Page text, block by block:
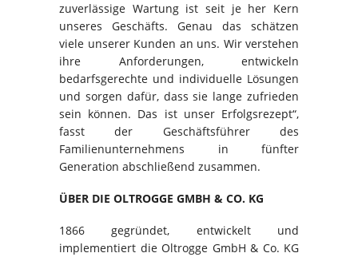
zuverlässige Wartung ist seit je her Kern
unseres Geschäfts. Genau das schätzen
viele unserer Kunden an uns. Wir verstehen
ihre Anforderungen, entwickeln
bedarfsgerechte und individuelle Lösungen
und sorgen dafür, dass sie lange zufrieden
sein können. Das ist unser Erfolgsrezept“,
fasst der Geschäftsführer des
Familienunternehmens in fünfter
Generation abschließend zusammen.
ÜBER DIE OLTROGGE GMBH & CO. KG
1866 gegründet, entwickelt und
implementiert die Oltrogge GmbH & Co. KG